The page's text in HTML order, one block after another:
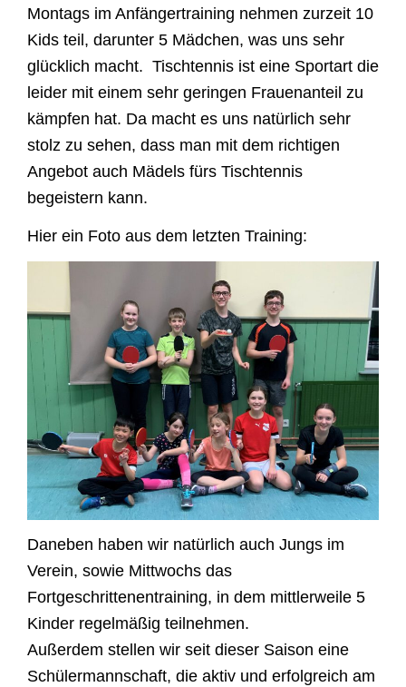
Montags im Anfängertraining nehmen zurzeit 10
Kids teil, darunter 5 Mädchen, was uns sehr
glücklich macht. Tischtennis ist eine Sportart die
leider mit einem sehr geringen Frauenanteil zu
kämpfen hat. Da macht es uns natürlich sehr
stolz zu sehen, dass man mit dem richtigen
Angebot auch Mädels fürs Tischtennis
begeistern kann.
Hier ein Foto aus dem letzten Training:
Daneben haben wir natürlich auch Jungs im
Verein, sowie Mittwochs das
Fortgeschrittenentraining, in dem mittlerweile 5
Kinder regelmäßig teilnehmen.
Außerdem stellen wir seit dieser Saison eine
Schülermannschaft, die aktiv und erfolgreich am